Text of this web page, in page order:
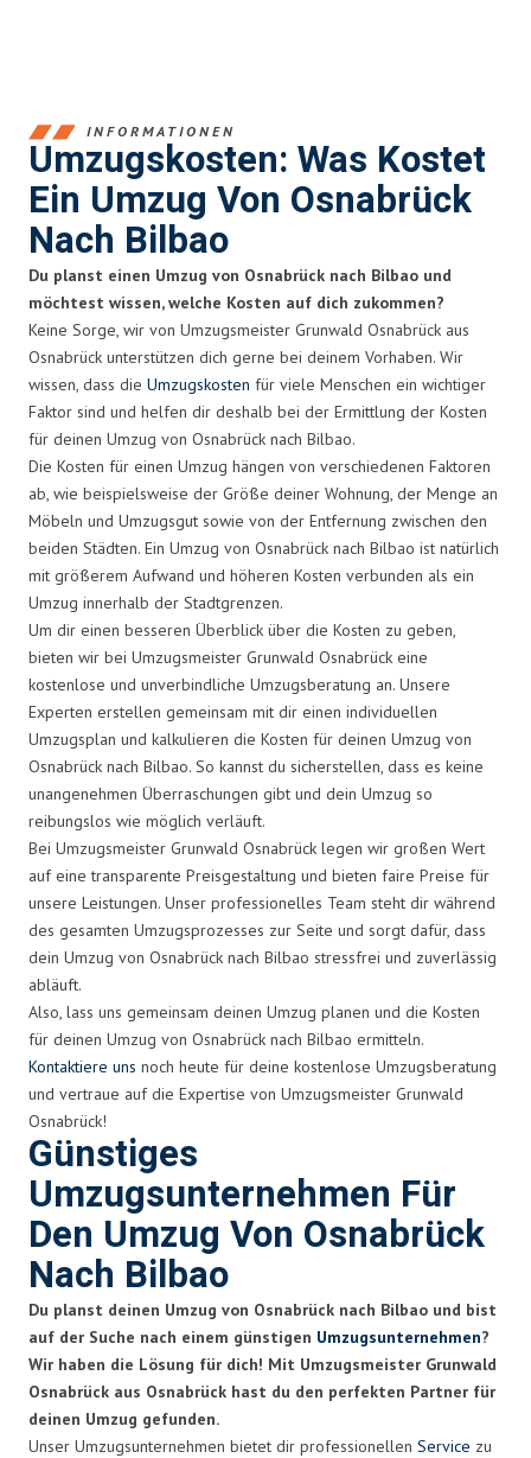
INFORMATIONEN
Umzugskosten: Was Kostet
Ein Umzug Von Osnabrück
Nach Bilbao
Du planst einen Umzug von Osnabrück nach Bilbao und
möchtest wissen, welche Kosten auf dich zukommen?
Keine Sorge, wir von Umzugsmeister Grunwald Osnabrück aus
Osnabrück unterstützen dich gerne bei deinem Vorhaben. Wir
wissen, dass die Umzugskosten für viele Menschen ein wichtiger
Faktor sind und helfen dir deshalb bei der Ermittlung der Kosten
für deinen Umzug von Osnabrück nach Bilbao.
Die Kosten für einen Umzug hängen von verschiedenen Faktoren
ab, wie beispielsweise der Größe deiner Wohnung, der Menge an
Möbeln und Umzugsgut sowie von der Entfernung zwischen den
beiden Städten. Ein Umzug von Osnabrück nach Bilbao ist natürlich
mit größerem Aufwand und höheren Kosten verbunden als ein
Umzug innerhalb der Stadtgrenzen.
Um dir einen besseren Überblick über die Kosten zu geben,
bieten wir bei Umzugsmeister Grunwald Osnabrück eine
kostenlose und unverbindliche Umzugsberatung an. Unsere
Experten erstellen gemeinsam mit dir einen individuellen
Umzugsplan und kalkulieren die Kosten für deinen Umzug von
Osnabrück nach Bilbao. So kannst du sicherstellen, dass es keine
unangenehmen Überraschungen gibt und dein Umzug so
reibungslos wie möglich verläuft.
Bei Umzugsmeister Grunwald Osnabrück legen wir großen Wert
auf eine transparente Preisgestaltung und bieten faire Preise für
unsere Leistungen. Unser professionelles Team steht dir während
des gesamten Umzugsprozesses zur Seite und sorgt dafür, dass
dein Umzug von Osnabrück nach Bilbao stressfrei und zuverlässig
abläuft.
Also, lass uns gemeinsam deinen Umzug planen und die Kosten
für deinen Umzug von Osnabrück nach Bilbao ermitteln.
Kontaktiere uns noch heute für deine kostenlose Umzugsberatung
und vertraue auf die Expertise von Umzugsmeister Grunwald
Osnabrück!
Günstiges
Umzugsunternehmen Für
Den Umzug Von Osnabrück
Nach Bilbao
Du planst deinen Umzug von Osnabrück nach Bilbao und bist
auf der Suche nach einem günstigen Umzugsunternehmen?
Wir haben die Lösung für dich! Mit Umzugsmeister Grunwald
Osnabrück aus Osnabrück hast du den perfekten Partner für
deinen Umzug gefunden.
Unser Umzugsunternehmen bietet dir professionellen Service zu